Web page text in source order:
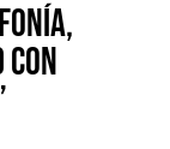
con